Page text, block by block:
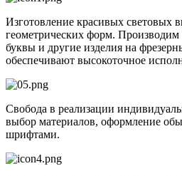
Изготовление красивых световых
геометрических форм. Производим
буквы и другие изделия на
обеспечивают высокоточное
Свобода в реализации
выбор материалов, оформление
шрифтами.